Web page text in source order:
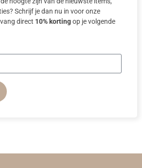
Schrijf je dan nu in voor onze
direct 10% kortingop je volgende